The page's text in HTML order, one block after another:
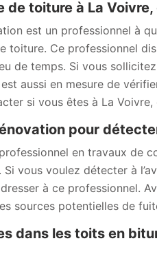
de toiture à La
est un professionnel à
toiture. Ce professionnel
de temps. Si vous
aussi en mesure de
si vous êtes à La
pour
en travaux de
Si vous voulez détecter à
à ce professionnel.
sources potentielles de
dans les toits en